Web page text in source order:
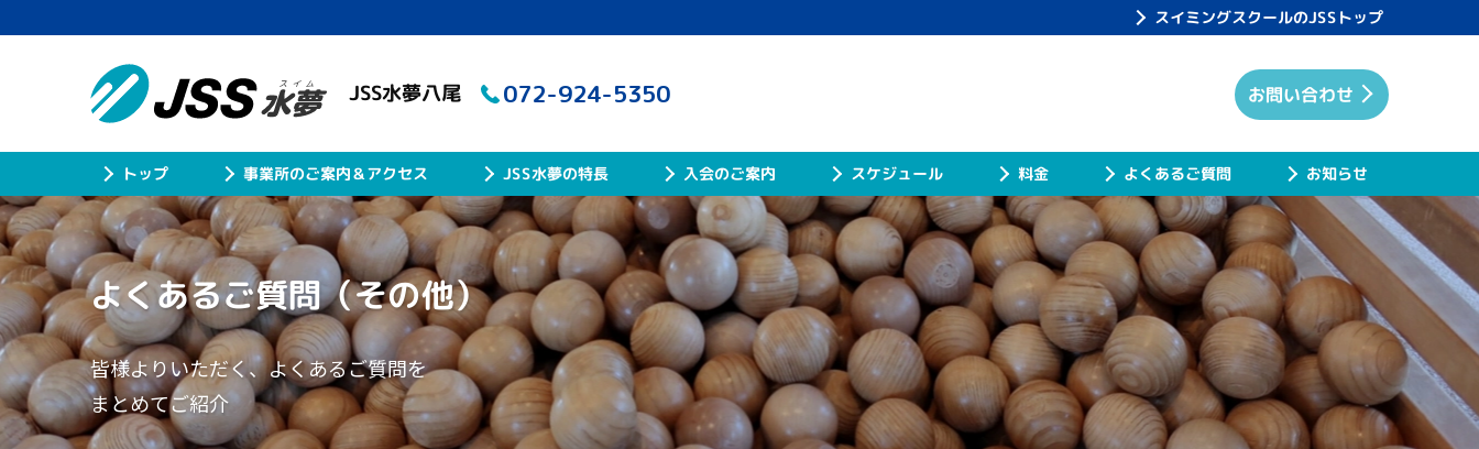
スイミングスクールのJSSトップ
JSS水夢八尾 072-924-5350
トップ 事業所のご案内＆アクセス JSS水夢の特長 入会のご案内 スケジュール 料金 よくあるご質問 お知らせ
お問い合わせ
よくあるご質問（その他）
皆様よりいただく、よくあるご質問を
まとめてご紹介